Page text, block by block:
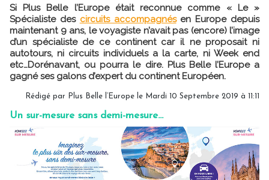
Si Plus Belle l’Europe était reconnue comme « Le »
Spécialiste des circuits accompagnésen Europe depuis
maintenant 9 ans, le voyagiste n’avait pas (encore) l’image
d’un spécialiste de ce continent car il ne proposait ni
autotours, ni circuits individuels a la carte, ni Week end
etc…Dorénavant, ou pourra le dire. Plus Belle l’Europe a
gagné ses galons d’expert du continent Européen.
Rédigé par Plus Belle l’Europe le Mardi 10 Septembre 2019 à 11:11
Un sur-mesure sans demi-mesure…